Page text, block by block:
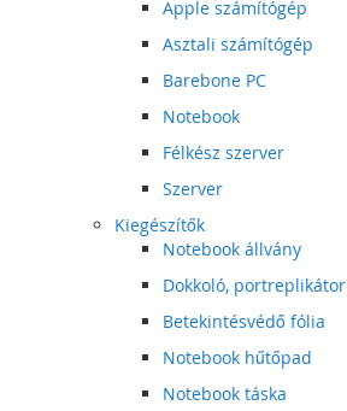
Apple számítógép
Asztali számítógép
Barebone PC
Notebook
Félkész szerver
Szerver
Kiegészítők
Notebook állvány
Dokkoló, portreplikátor
Betekintésvédő fólia
Notebook hűtőpad
Notebook táska